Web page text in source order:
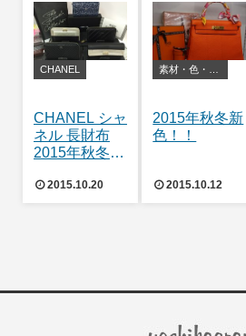
CHANEL
CHANEL シャ
ネル 長財布
2015年秋冬
案内2015.10.20
2015年秋冬新
色！！
2015.10.12